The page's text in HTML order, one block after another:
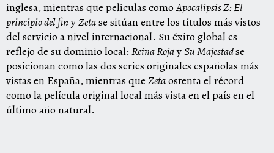
inglesa, mientras que películas comoApocalipsis Z: El
principio del finyZetase sitúan entre los títulos más vistos
del servicio a nivel internacional. Su éxito global es
reflejo de su dominio local: Reina RojaySu Majestadse
posicionan como las dos series originales españolas más
vistas en España, mientras que Zetaostenta el récord
como la película original local más vista en el país en el
último año natural.